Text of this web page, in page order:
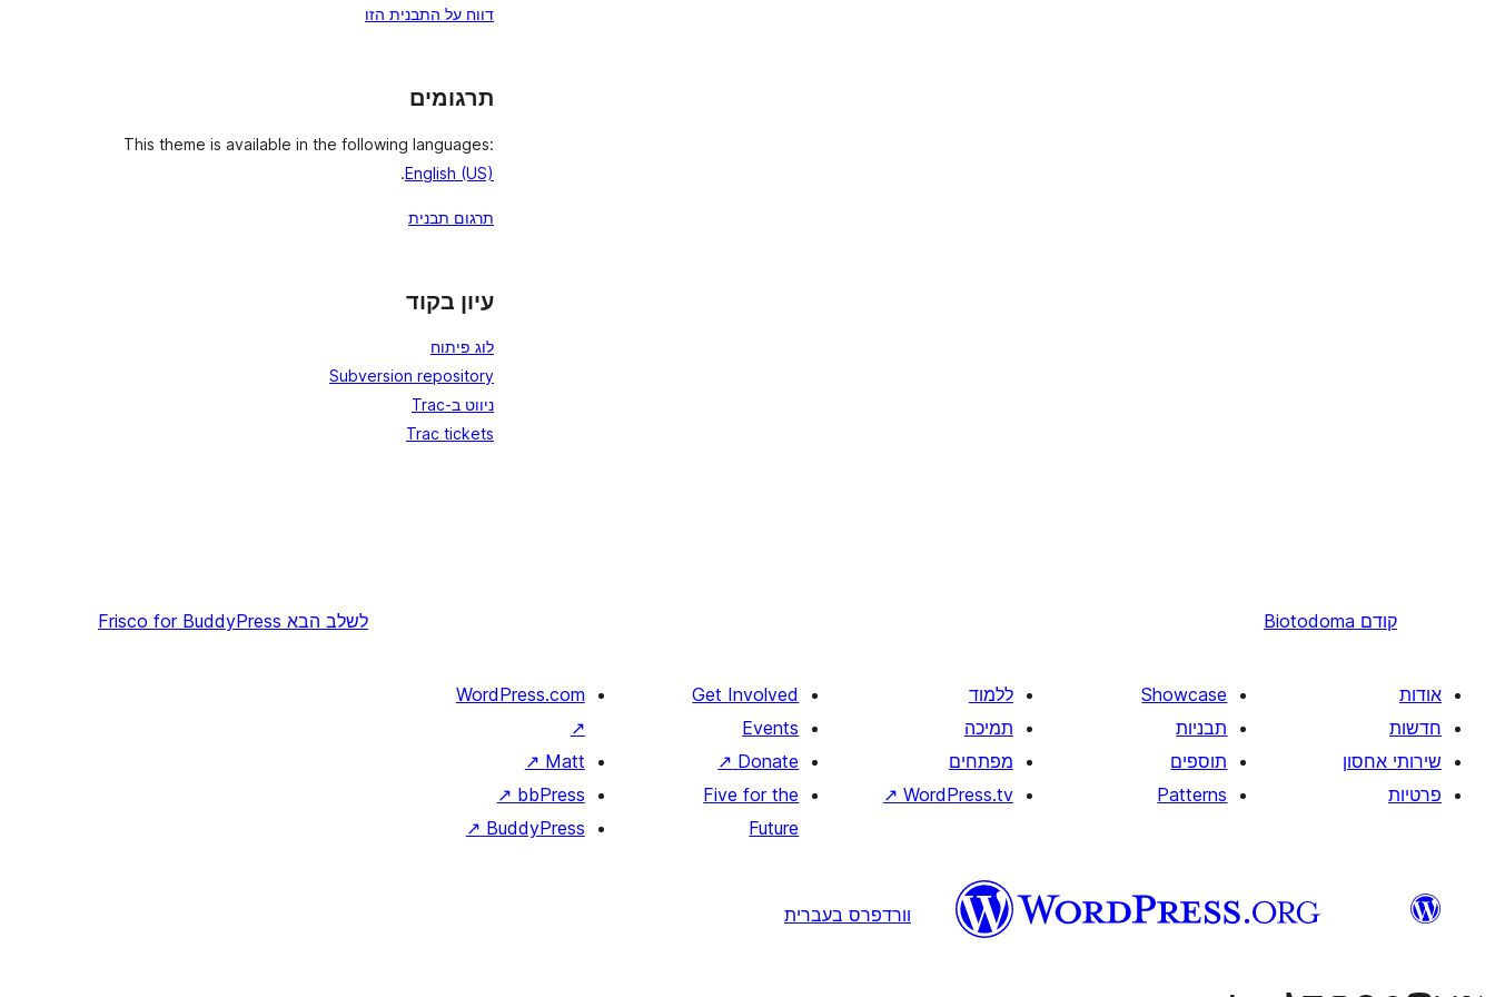
דווח על התבנית הזו
תרגומים
This theme is available in the following languages:
English (US)
.
תרגום תבנית
עיון בקוד
לוג פיתוח
Subversion repository
ניווט ב-Trac
Trac tickets
קודם Biotodoma לשלב הבא Frisco for BuddyPress
אודות
חדשות
שירותי אחסון
פרטיות
Showcase
תבניות
תוספים
Patterns
ללמוד
תמיכה
מפתחים
WordPress.tv
↗
Get Involved
Events
Donate
↗
Five for the
Future
WordPress.com
↗
Matt
↗
bbPress
↗
BuddyPress
↗
וורדפרס בעברית